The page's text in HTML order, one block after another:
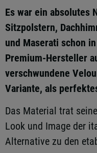
Es war ein absolutes
Sitzpolstern,
und Maserati schon
Premium-Hersteller
verschwundene
Variante, als
Das Material trat
Look und Image der
Alternative zu den